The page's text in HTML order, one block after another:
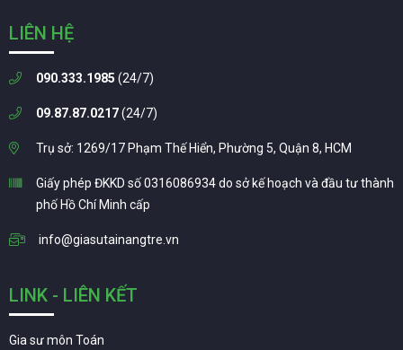
LIÊN HỆ
090.333.1985 (24/7)
09.87.87.0217(24/7)
Trụ sở: 1269/17 Phạm Thế Hiển, Phường 5, Quận 8, HCM
Giấy phép ĐKKD số 0316086934 do sở kế hoạch và đầu tư thành
phố Hồ Chí Minh cấp
info@giasutainangtre.vn
LINK - LIÊN KẾT
Gia sư môn Toán